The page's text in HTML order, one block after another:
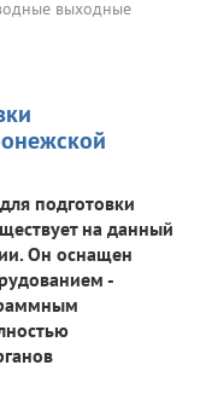
выходные
подготовки
на данный
Он оснащен
-